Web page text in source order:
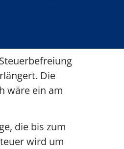
Die
wäre ein am
die bis zum
wird um